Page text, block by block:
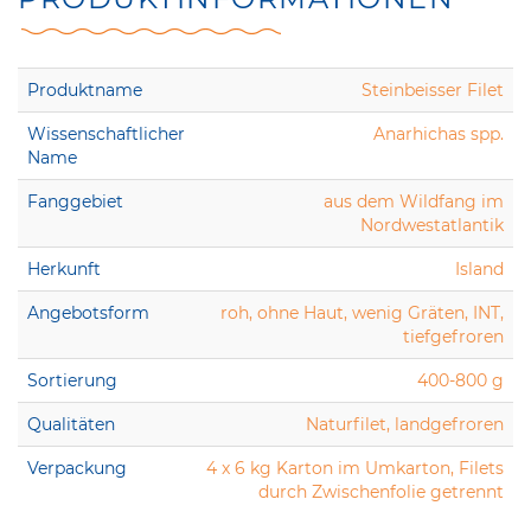
Produktname Steinbeisser Filet
Wissenschaftlicher
Name
Anarhichas spp.
Fanggebiet
aus dem Wildfang im
Nordwestatlantik
Herkunft Island
Angebotsform
roh, ohne Haut, wenig Gräten, INT,
tiefgefroren
Sortierung 400-800 g
Qualitäten Naturfilet, landgefroren
Verpackung
4 x 6 kg Karton im Umkarton, Filets
durch Zwischenfolie getrennt